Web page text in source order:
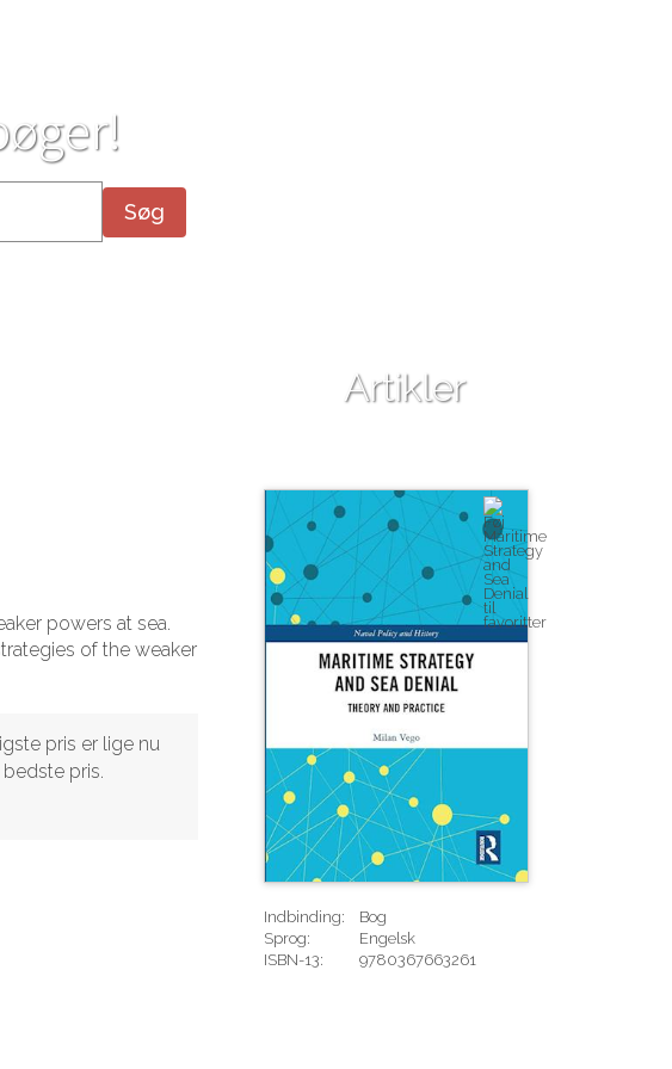
Søg
Artikler
Indbinding:
Bog
Sprog:
Engelsk
ISBN-13:
9780367663261
powers at sea.
of the weaker
pris er lige nu
pris.